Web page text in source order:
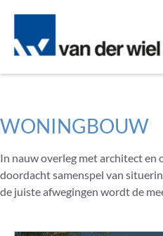
WONINGBOUW
In nauw overleg met architect en
doordacht samenspel van
de juiste afwegingen wordt de